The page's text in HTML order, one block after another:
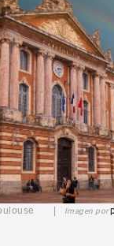
Toulouse | Imagen por